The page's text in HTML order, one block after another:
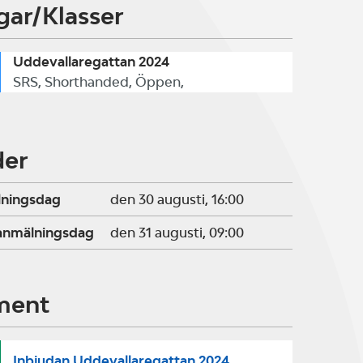
Klasser
Uddevallaregattan 2024
SRS, Shorthanded, Öppen,
den 30 augusti, 16:00
den 31 augusti, 09:00